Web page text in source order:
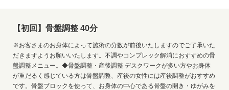
【初回】骨盤調整 40分
※お客さまのお身体によって施術の分数が前後いたしますのでご了承いた
だきますようお願いいたします。不調やコンプレック解消におすすめの骨
盤調整メニュー。◆骨盤調整・産後調整 デスクワークが多い方やお身体
が重だるく感じている方は骨盤調整、産後の女性には産後調整がおすすめ
です。骨盤ブロックを使って、お身体の中心である骨盤の開き・ゆがみを